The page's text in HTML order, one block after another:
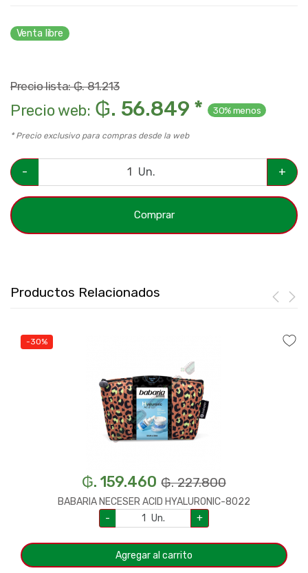
Venta libre
Precio lista: ₲. 81.213
Precio web: ₲. 56.849 * 30% menos
* Precio exclusivo para compras desde la web
- Un. +
Comprar
Productos Relacionados
-30%
₲. 159.460 ₲. 227.800
BABARIA NECESER ACID HYALURONIC-8022
-
Un. +
Agregar al carrito